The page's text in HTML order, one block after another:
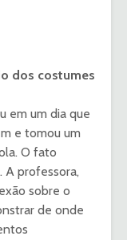
dos costumes
em um dia que
e tomou um
O fato
A professora,
sobre o
de onde